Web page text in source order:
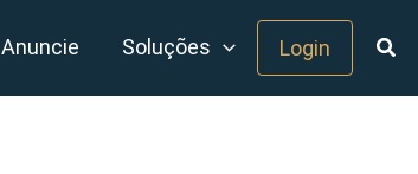
Anuncie Soluções Login